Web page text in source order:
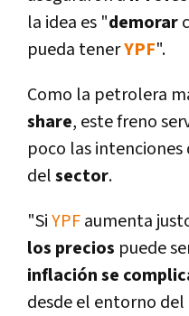
la idea es "demorar
pueda tenerYPF".
Como la petrolera
share, este freno
poco las intenciones
delsector.
"SiYPFaumenta
los precios puede
inflación se
desde el entorno